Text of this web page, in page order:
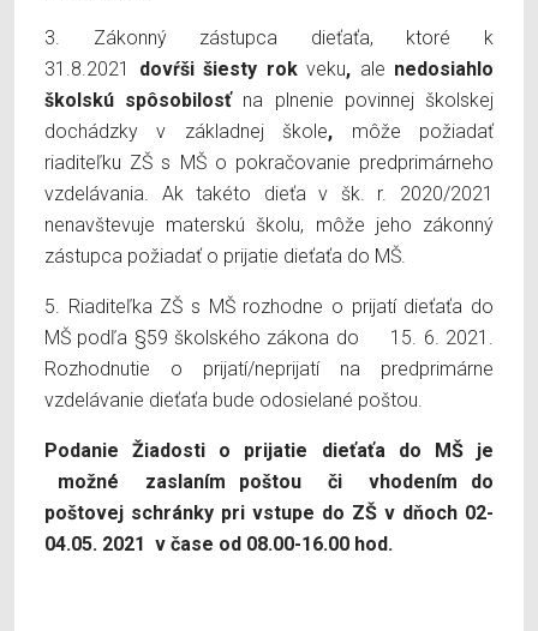
3. Zákonný zástupca dieťaťa, ktoré k
31.8.2021 dovŕši šiesty rokveku, ale nedosiahlo
školskú spôsobilosť na plnenie povinnej školskej
dochádzky v základnej škole, môže požiadať
riaditeľku ZŠ s MŠ o pokračovanie predprimárneho
vzdelávania. Ak takéto dieťa v šk. r. 2020/2021
nenavštevuje materskú školu, môže jeho zákonný
zástupca požiadať o prijatie dieťaťa do MŠ.
5. Riaditeľka ZŠ s MŠ rozhodne o prijatí dieťaťa do
MŠ podľa §59 školského zákona do 15. 6. 2021.
Rozhodnutie o prijatí/neprijatí na predprimárne
vzdelávanie dieťaťa bude odosielané poštou.
Podanie Žiadosti o prijatie dieťaťa do MŠ je
možné zaslaním poštou či vhodením do
poštovej schránky pri vstupe do ZŠ v dňoch 02-
04.05. 2021 v čase od 08.00-16.00 hod.